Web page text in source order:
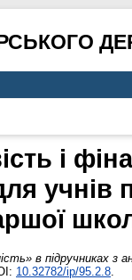
і
в підручниках з
10.32782/ip/95.2.8.